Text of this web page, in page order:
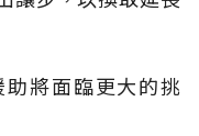
將面臨更大的挑